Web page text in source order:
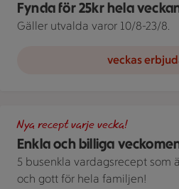
Fynda för 25kr hela
Gäller utvalda varor 10/8-23/8.
veckas
Enkla och billiga
Nya recept varje vecka!
5 busenkla vardagsrecept som
och gott för hela familjen!